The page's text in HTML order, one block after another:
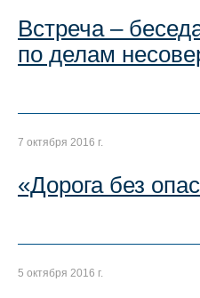
Встреча –
по делам
7 октября 2016 г.
«Дорога без
5 октября 2016 г.